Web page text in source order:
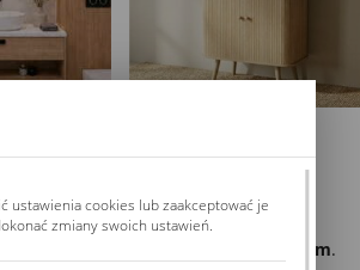
wysokość do sylwetki zwykle ≥140 cm.
ustawienia cookies lub zaakceptować je
zmiany swoich ustawień.